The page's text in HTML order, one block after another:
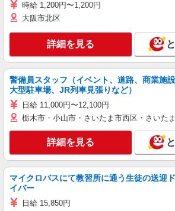
時給 1,200円〜1,200円
大阪市北区
詳細を見る
警備員スタッフ（イベント、道路、商業施設
大型駐車場、JR列車見張りなど）
日給 11,000円〜12,100円
栃木市・小山市・さいたま市西区・さいた
詳細を見る
マイクロバスにて教習所に通う生徒の送迎
イバー
日給 15,850円